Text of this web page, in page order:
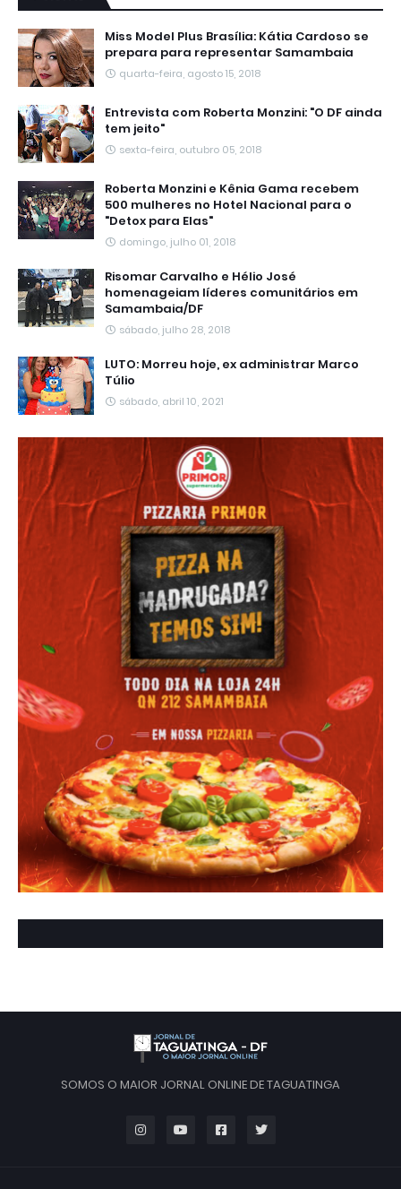
Miss Model Plus Brasília: Kátia Cardoso se
prepara para representar Samambaia
quarta-feira, agosto 15, 2018
Entrevista com Roberta Monzini: "O DF ainda
tem jeito"
sexta-feira, outubro 05, 2018
Roberta Monzini e Kênia Gama recebem
500 mulheres no Hotel Nacional para o
"Detox para Elas"
domingo, julho 01, 2018
Risomar Carvalho e Hélio José
homenageiam líderes comunitários em
Samambaia/DF
sábado, julho 28, 2018
LUTO: Morreu hoje, ex administrar Marco
Túlio
sábado, abril 10, 2021
SOMOS O MAIOR JORNAL ONLINE DE TAGUATINGA